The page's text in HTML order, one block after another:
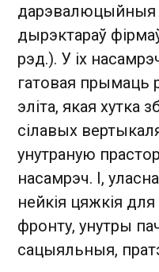
дарэвалюцыйныя
дырэктараў
рэд.). У іх
гатовая прымаць
эліта, якая хутка
сілавых
унутраную
насамрэч. І,
нейкія цяжкія для
фронту, унутры
сацыяльныя,